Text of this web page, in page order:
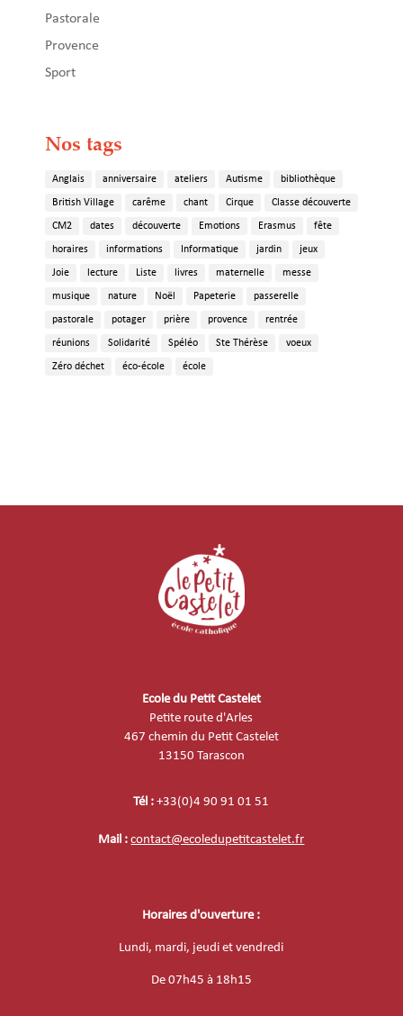
Pastorale
Provence
Sport
Nos tags
Anglais anniversaire ateliers Autisme bibliothèque
British Village carême chant Cirque Classe découverte
CM2 dates découverte Emotions Erasmus fête
horaires informations Informatique jardin jeux
Joie lecture Liste livres maternelle messe
musique nature Noël Papeterie passerelle
pastorale potager prière provence rentrée
réunions Solidarité Spéléo Ste Thérèse voeux
Zéro déchet éco-école école
Ecole du Petit Castelet
Petite route d'Arles
467 chemin du Petit Castelet
13150 Tarascon
Tél : +33(0)4 90 91 01 51
Mail :contact@ecoledupetitcastelet.fr
Horaires d'ouverture :
Lundi, mardi, jeudi et vendredi
De07h45 à 18h15